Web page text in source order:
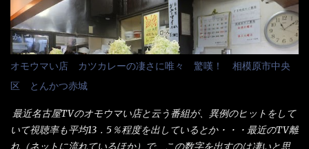
と湯が注がれていたら食べ進むうちに、麺が伸びてしまうだろ
う。 これなら茹で上がった直後のままで、食べ進められるじゃな
いか！ 別皿で、葱と天かすを満タンに用意して、山葵も2つ。 そ
れに湯が無い利点として、汁が薄まらない！ これだよ、こ
れ！！ 湯があると、うどんと共に汁の方へ湯までも入ってしま
う。つまりラーメンの麺にスープが絡む現象ですな。 結局、伸び
ずに汁も薄らむこともなく・・最後の方で＜だし汁＞を少し追加
しました。 腹イッパイだけど、得サイズは全てお腹の中へ収まっ
たし満足達成度100％ 苦しいと云う事も無いな！ まだ鶏天1個位
パリ） まぁ～この慣習が残っているのは、官公庁や超大手企業戦
士（昇進目的）などの世界でしょう。 要は、ゴマスリ・・・てな
感じかな。 丸亀製麺と云えば、大阪誕生→全国区（北海道と沖縄
は？）へ広がった、讃岐饂飩チェーン店大手といっても過言では
方には店舗に寄って違う！と云う人も居るらしい・・ そんな大手
讃岐饂飩チェーン店と関係があるのか？ 箱詰め乾麺！ このパッ
ケージからすれば、間違いなく贈答用目的でしょう。 そんな贈答
用箱詰め饂飩・・・またもやメガドンキで発見し購入！ 中身は、
オモウマい店 カツカレーの凄さに唯々 驚嘆！ 相模原市中央
区 とんかつ赤城
最近名古屋TVのオモウマい店と云う番組が、異例のヒットをして
いて視聴率も平均13．5％程度を出しているとか・・・最近のTV離